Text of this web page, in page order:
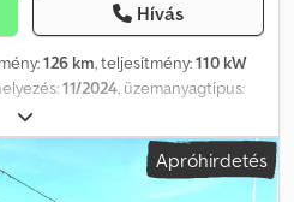
Hívás
126 km, teljesítmény:110 kW
11/2024, üzemanyagtípus:
5 000 kg
, vezetőfülke:nappali fülke,
osztály:
, felfüggesztés:
ajánlat nem kötelező érvényű. A
Apróhirdetés